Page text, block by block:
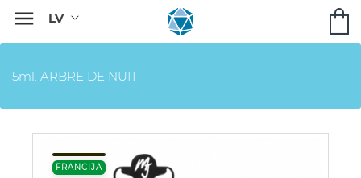

5ml. ARBRE DE NUIT
FRANCIJA